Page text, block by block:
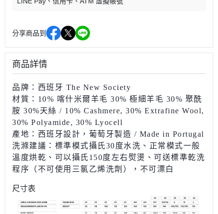
分享商品到
商品詳情
品牌：西班牙 The New Society
材質：10% 喀什米爾羊毛 30% 極細羊毛 30% 聚酰
胺 30%天絲 / 10% Cashmere, 30% Extrafine Wool,
30% Polyamide, 30% Lyocell
產地：西班牙設計，葡萄牙製造 / Made in Portugal
洗滌建議：標準模式攝氏30度水洗、正常模式一般
溫度烘乾、可以攝氏150度左右熨燙、可送標準乾洗
程序（不可使用三氯乙烯洗劑），不可漂白
尺寸表